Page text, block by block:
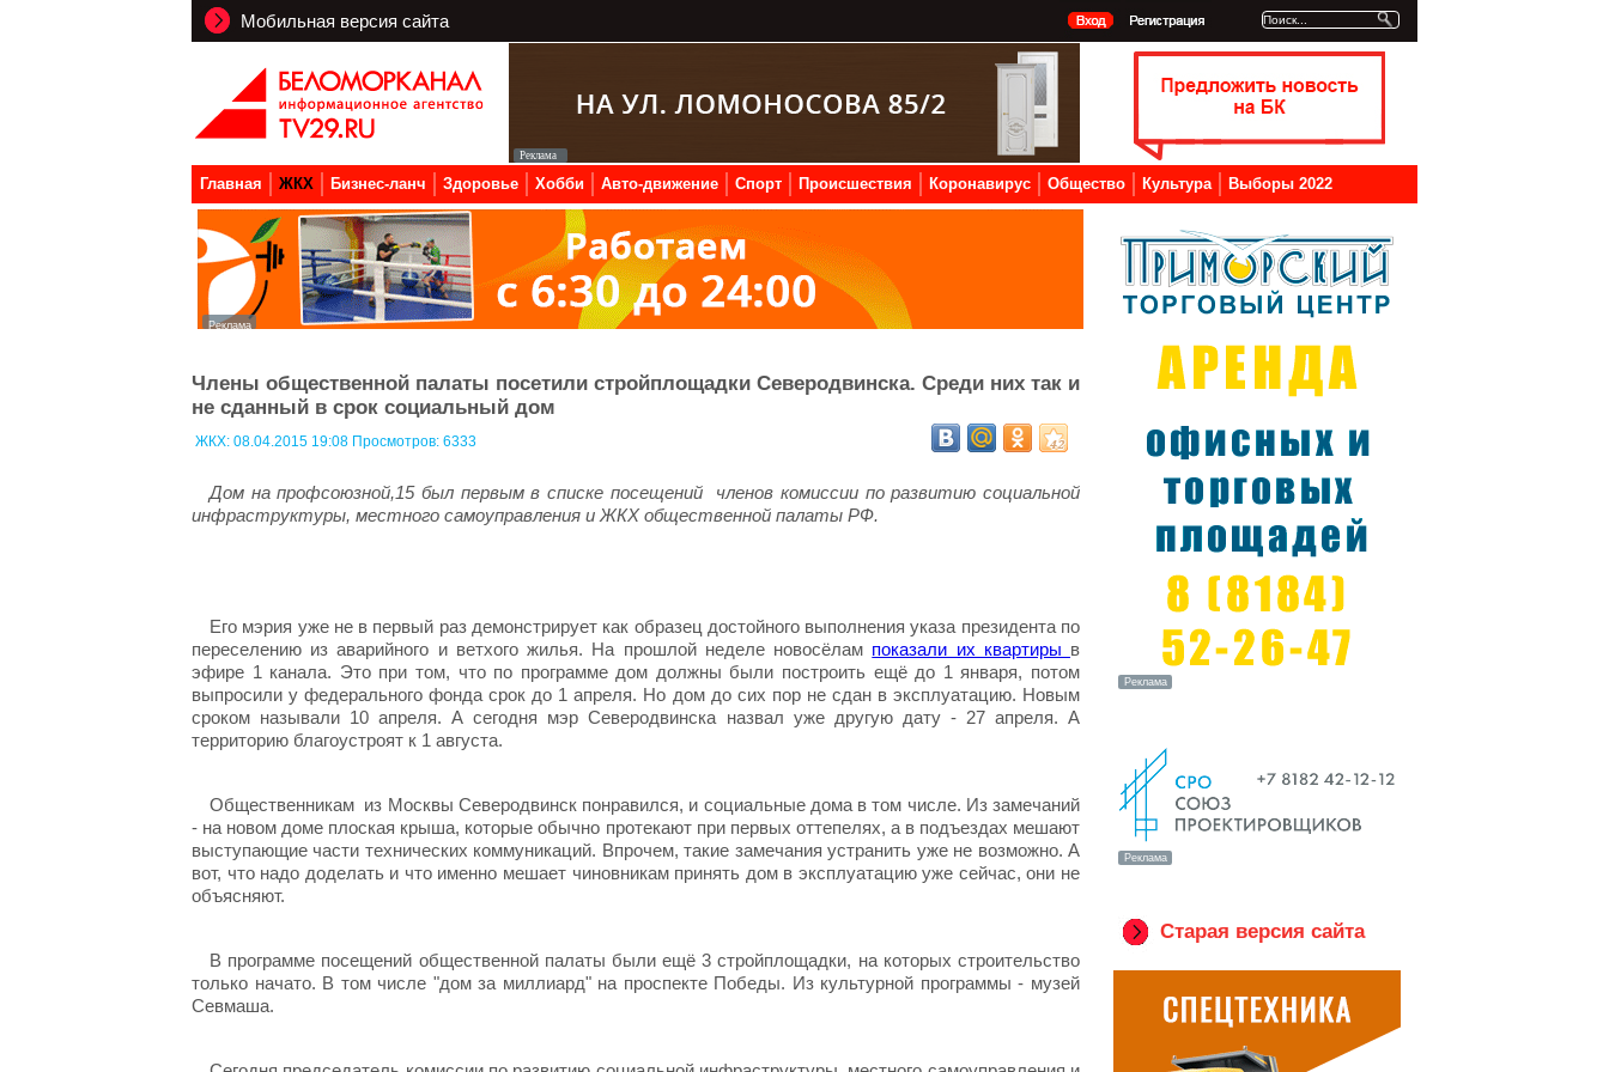
Мобильная версия сайта
Главная ЖКХ Бизнес-ланч Здоровье Хобби Авто-движение Спорт Происшествия Коронавирус Общество Культура Выборы 2022
Члены общественной палаты посетили стройплощадки Северодвинска. Среди них так и
не сданный в срок социальный дом
ЖКХ: 08.04.2015 19:08 Просмотров: 6333
Дом на профсоюзной,15 был первым в списке посещений членов комиссии по развитию социальной
инфраструктуры, местного самоуправления и ЖКХ общественной палаты РФ.
Его мэрия уже не в первый раз демонстрирует как образец достойного выполнения указа президента по
переселению из аварийного и ветхого жилья. На прошлой неделе новосёлам показали их квартиры в
эфире 1 канала. Это при том, что по программе дом должны были построить ещё до 1 января, потом
выпросили у федерального фонда срок до 1 апреля. Но дом до сих пор не сдан в эксплуатацию. Новым
сроком называли 10 апреля. А сегодня мэр Северодвинска назвал уже другую дату - 27 апреля. А
территорию благоустроят к 1 августа.
Общественникам из Москвы Северодвинск понравился, и социальные дома в том числе. Из замечаний
- на новом доме плоская крыша, которые обычно протекают при первых оттепелях, а в подъездах мешают
выступающие части технических коммуникаций. Впрочем, такие замечания устранить уже не возможно. А
вот, что надо доделать и что именно мешает чиновникам принять дом в эксплуатацию уже сейчас, они не
объясняют.
В программе посещений общественной палаты были ещё 3 стройплощадки, на которых строительство
только начато. В том числе "дом за миллиард" на проспекте Победы. Из культурной программы - музей
Севмаша.
Старая версия сайта